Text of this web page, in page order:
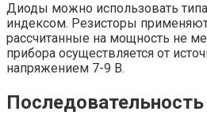
Диоды можно использовать
индексом. Резисторы
рассчитанные на мощность не
прибора осуществляется от
напряжением 7-9 В.